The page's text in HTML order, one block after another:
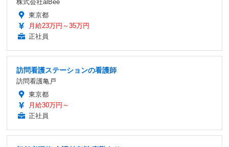
株式会社alBee
東京都
月給23万円～35万円
正社員
訪問看護ステーションの看護師
訪問看護亀戸
東京都
月給30万円～
正社員